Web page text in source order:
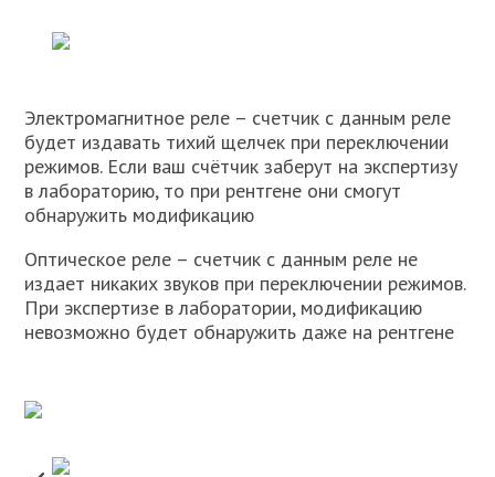
Электромагнитное реле – счетчик с данным реле
будет издавать тихий щелчек при переключении
режимов. Если ваш счётчик заберут на экспертизу
в лабораторию, то при рентгене они смогут
обнаружить модификацию
Оптическое реле – счетчик с данным реле не
издает никаких звуков при переключении режимов.
При экспертизе в лаборатории, модификацию
невозможно будет обнаружить даже на рентгене